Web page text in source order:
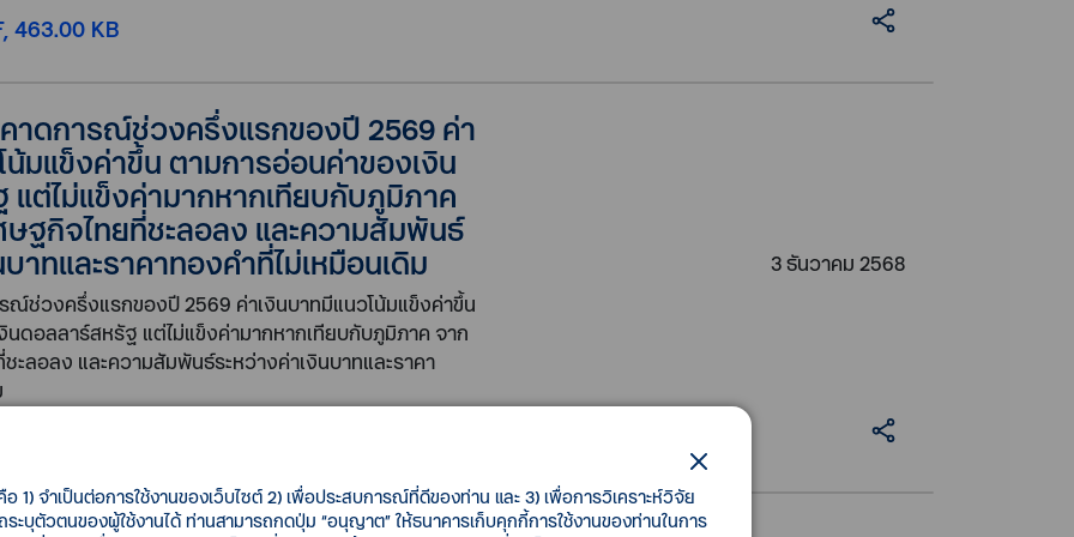
463.00 KB
าดการณ์ช่วงครึ่งแรกของปี 2569 ค่า
น้มแข็งค่าขึ้น ตามการอ่อนค่าของเงิน
ต่ไม่แข็งค่ามากหากเทียบกับภูมิภาค
ษฐกิจไทยที่ชะลอลง และความสัมพันธ์
าทและราคาทองคำที่ไม่เหมือนเดิม
ณ์ช่วงครึ่งแรกของปี 2569 ค่าเงินบาทมีแนวโน้มแข็งค่าขึ้น
นดอลลาร์สหรัฐ แต่ไม่แข็งค่ามากหากเทียบกับภูมิภาค จาก
ะลอลง และความสัมพันธ์ระหว่างค่าเงินบาทและราคา
3 ธันวาคม 2568
1) จำเป็นต่อการใช้งานของเว็บไซต์ 2) เพื่อประสบการณ์ที่ดีของท่าน และ 3) เพื่อการวิเคราะห์วิจัย
ระบุตัวตนของผู้ใช้งานได้ ท่านสามารถกดปุ่ม “อนุญาต” ให้ธนาคารเก็บคุกกี้การใช้งานของท่านในการ